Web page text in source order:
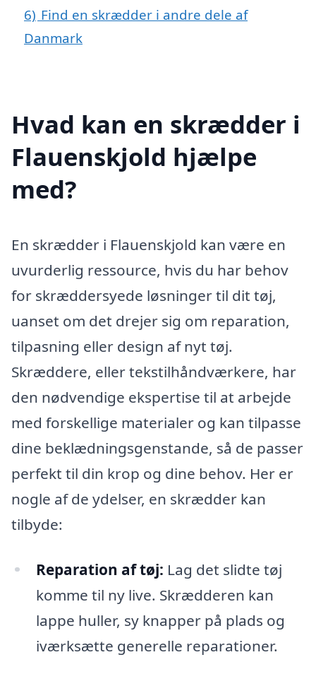
6) Find en skrædder i andre dele af
Danmark
Hvad kan en skrædder i
Flauenskjold hjælpe
med?
En skrædder i Flauenskjold kan være en
uvurderlig ressource, hvis du har behov
for skræddersyede løsninger til dit tøj,
uanset om det drejer sig om reparation,
tilpasning eller design af nyt tøj.
Skræddere, eller tekstilhåndværkere, har
den nødvendige ekspertise til at arbejde
med forskellige materialer og kan tilpasse
dine beklædningsgenstande, så de passer
perfekt til din krop og dine behov. Her er
nogle af de ydelser, en skrædder kan
tilbyde:
Reparation af tøj: Lag det slidte tøj
komme til ny live. Skrædderen kan
lappe huller, sy knapper på plads og
iværksætte generelle reparationer.